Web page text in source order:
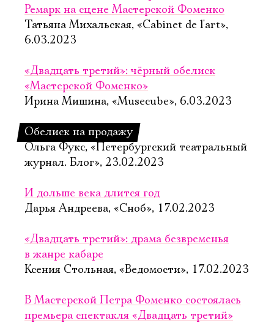
Ремарк на сцене Мастерской Фоменко
Татьяна Михальская, «Cabinet de l'art»,
6.03.2023
«Двадцать третий»: чёрный обелиск
«Мастерской Фоменко»
Ирина Мишина, «Musecube», 6.03.2023
Обелиск на продажу
Ольга Фукс, «Петербургский театральный
журнал. Блог», 23.02.2023
И дольше века длится год
Дарья Андреева, «Сноб», 17.02.2023
«Двадцать третий»: драма безвременья
в жанре кабаре
Ксения Стольная, «Ведомости», 17.02.2023
В Мастерской Петра Фоменко состоялась
премьера спектакля «Двадцать третий»